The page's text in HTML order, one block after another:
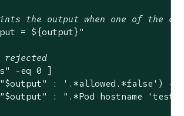
the output when one of the
= ${output}"
rejected
" -eq 0 ]
"$output" : '.*allowed.*false' ) -
"$output" :
".*Pod hostname